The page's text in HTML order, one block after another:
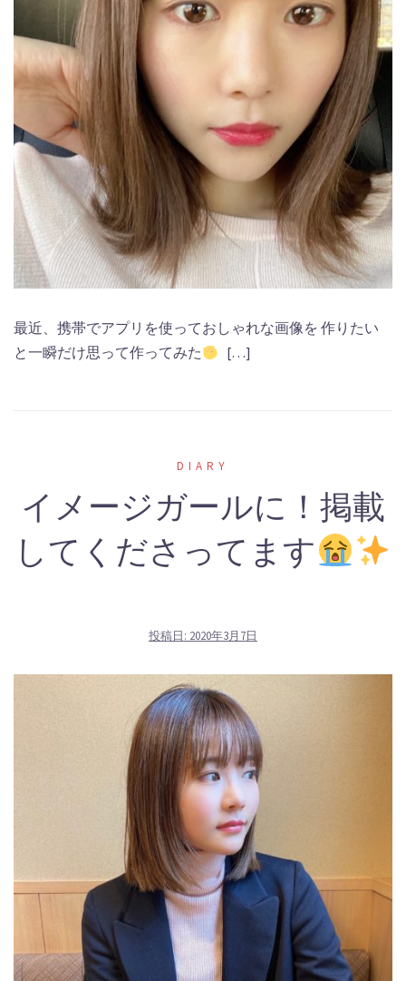
最近、携帯でアプリを使っておしゃれな画像を 作りたい
と一瞬だけ思って作ってみた
[…]
DIARY
イメージガールに！掲載
してくださってます
投稿日: 2020年3月7日